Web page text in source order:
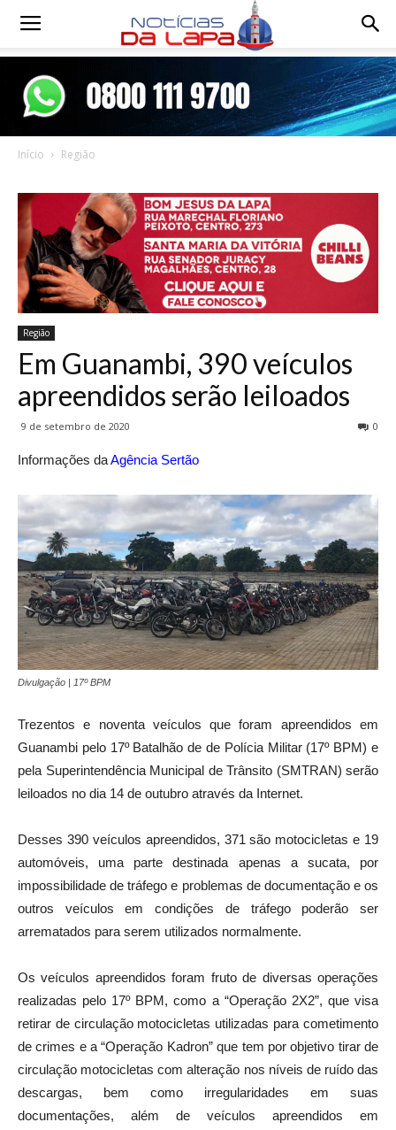
Notícias
Início Região
Região
Em Guanambi, 390 veículos
apreendidos serão leiloados
9 de setembro de 2020 0
Informações daAgência Sertão
Divulgação | 17º BPM
Trezentos e noventa veículos que foram apreendidos em
Guanambi pelo 17º Batalhão de de Polícia Militar (17º BPM) e
pela Superintendência Municipal de Trânsito (SMTRAN) serão
leiloados no dia 14 de outubro através da Internet.
Desses 390 veículos apreendidos, 371 são motocicletas e 19
automóveis, uma parte destinada apenas a sucata, por
impossibilidade de tráfego e problemas de documentação e os
outros veículos em condições de tráfego poderão ser
arrematados para serem utilizados normalmente.
Os veículos apreendidos foram fruto de diversas operações
realizadas pelo 17º BPM, como a “Operação 2X2”, que visa
retirar de circulação motocicletas utilizadas para cometimento
de crimes e a “Operação Kadron” que tem por objetivo tirar de
circulação motocicletas com alteração nos níveis de ruído das
descargas, bem como irregularidades em suas
documentações, além de veículos apreendidos em